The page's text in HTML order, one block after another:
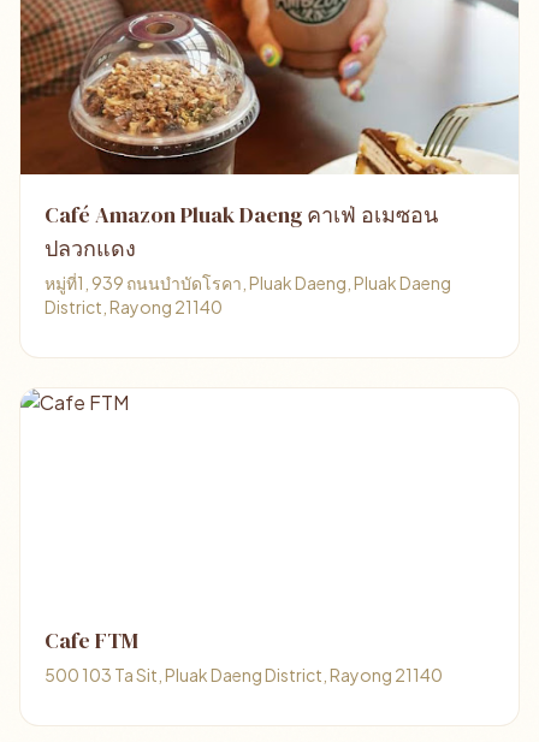
Café Amazon Pluak Daeng คาเฟ่ อเมซอน
ปลวกแดง
หมู่ที่1, 939 ถนนบำบัดโรคา, Pluak Daeng, Pluak Daeng
District, Rayong 21140
Cafe FTM
500 103 Ta Sit, Pluak Daeng District, Rayong 21140